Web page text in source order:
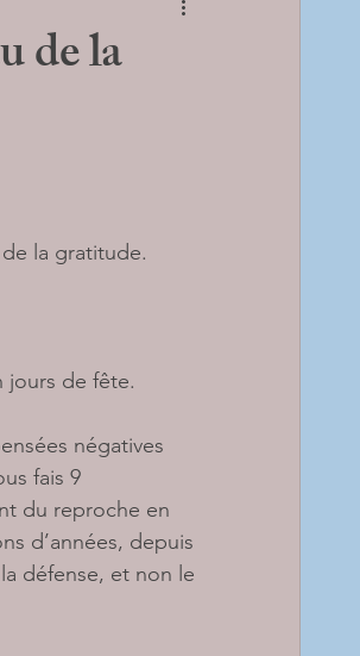
Hauts Potentiels
de la
la gratitude.
de fête.
négatives
fais 9
du reproche en
d’années, depuis
défense, et non le